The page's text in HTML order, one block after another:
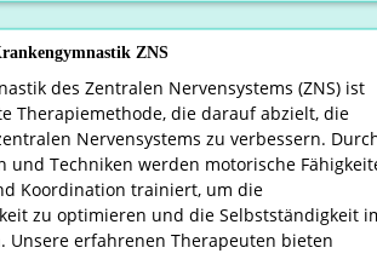
ZNS
des Zentralen Nervensystems (ZNS) ist
Therapiemethode, die darauf abzielt, die
Nervensystems zu verbessern.
und Techniken werden motorische
Koordination trainiert, um die
zu optimieren und die Selbstständigkeit
Unsere erfahrenen Therapeuten bieten